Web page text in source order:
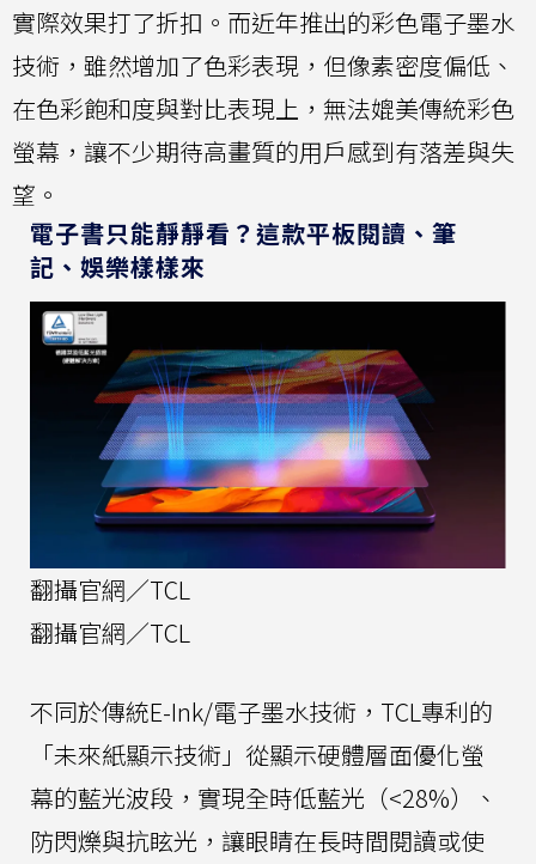
實際效果打了折扣。而近年推出的彩色電子墨水
技術，雖然增加了色彩表現，但像素密度偏低、
在色彩飽和度與對比表現上，無法媲美傳統彩色
螢幕，讓不少期待高畫質的用戶感到有落差與失
望。
電子書只能靜靜看？這款平板閱讀、筆
記、娛樂樣樣來
翻攝官網／TCL
翻攝官網／TCL
不同於傳統E-Ink/電子墨水技術，TCL專利的
「未來紙顯示技術」從顯示硬體層面優化螢
幕的藍光波段，實現全時低藍光（<28%）、
防閃爍與抗眩光，讓眼睛在長時間閱讀或使